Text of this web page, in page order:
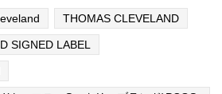
THOMAS CLEVELAND
SIGNED LABEL